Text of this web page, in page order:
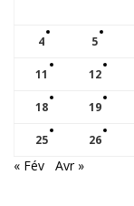
4 5
11 12
18 19
25 26
« Fév Avr »